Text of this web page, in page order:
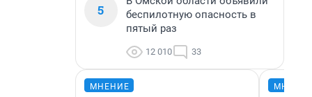
5
беспилотную опасность в
пятый раз
12 010 33
МНЕНИЕ